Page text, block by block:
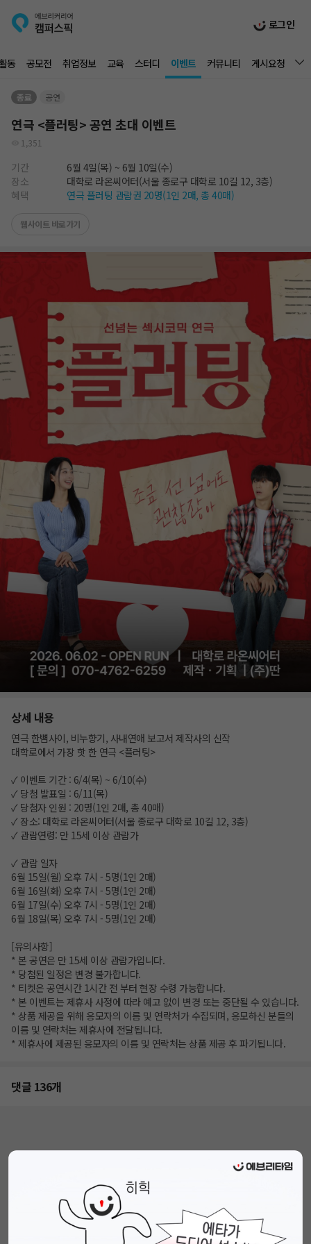
로그인
동 공모전 취업정보 교육 스터디 이벤트 커뮤니티 게시요청
종료 공연
연극 <플러팅> 공연 초대 이벤트
1,351
기간 6월 4일(목) ~ 6월 10일(수)
장소
대학로 라온씨어터(서울 종로구 대학로 10길 12, 3층)
혜택
연극 플러팅 관람권 20명(1인 2매, 총 40매)
웹사이트 바로가기
상세 내용
연극 한뼘사이, 비누향기, 사내연애 보고서 제작사의 신작
대학로에서 가장 핫 한 연극 <플러팅>
✓ 이벤트 기간 : 6/4(목) ~ 6/10(수)
✓ 당첨 발표일 : 6/11(목)
✓ 당첨자 인원 : 20명(1인 2매, 총 40매)
✓ 장소: 대학로 라온씨어터(서울 종로구 대학로 10길 12, 3층)
✓ 관람연령: 만 15세 이상 관람가
✓ 관람 일자
6월 15일(월) 오후 7시 - 5명(1인 2매)
6월 16일(화) 오후 7시 - 5명(1인 2매)
6월 17일(수) 오후 7시 - 5명(1인 2매)
6월 18일(목) 오후 7시 - 5명(1인 2매)
[유의사항]
* 본 공연은 만 15세 이상 관람가입니다.
* 당첨된 일정은 변경 불가합니다.
* 티켓은 공연시간 1시간 전 부터 현장 수령 가능합니다.
* 본 이벤트는 제휴사 사정에 따라 예고 없이 변경 또는 중단될 수 있습니다.
* 상품 제공을 위해 응모자의 이름 및 연락처가 수집되며, 응모하신 분들의
이름 및 연락처는 제휴사에 전달됩니다.
* 제휴사에 제공된 응모자의 이름 및 연락처는 상품 제공 후 파기됩니다.
댓글 136개